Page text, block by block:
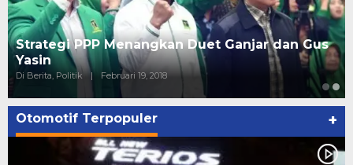
Strategi PPP Menangkan Duet Ganjar dan Gus
Yasin
Di Berita, Politik | Februari 19, 2018
Otomotif Terpopuler +